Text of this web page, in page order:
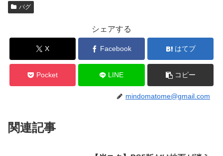
バグ
シェアする
X Facebook はてブ
Pocket LINE コピー
mindomatome@gmail.com
関連記事